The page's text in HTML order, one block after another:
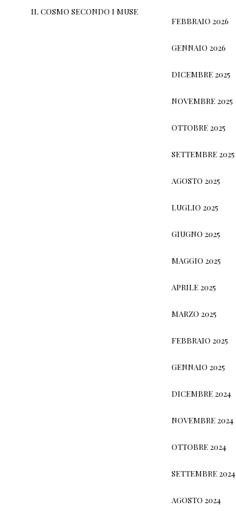
IL COSMO SECONDO I MUSE
FEBBRAIO 2026
GENNAIO 2026
DICEMBRE 2025
NOVEMBRE 2025
OTTOBRE 2025
SETTEMBRE 2025
AGOSTO 2025
LUGLIO 2025
GIUGNO 2025
MAGGIO 2025
APRILE 2025
MARZO 2025
FEBBRAIO 2025
GENNAIO 2025
DICEMBRE 2024
NOVEMBRE 2024
OTTOBRE 2024
SETTEMBRE 2024
AGOSTO 2024